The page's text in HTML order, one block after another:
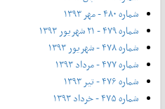
شماره ۴۸۰ - مهر ۱۳۹۳
شماره ۴۷۹ - ۲۱ شهریور ۱۳۹۳
شماره ۴۷۸ - شهریور ۱۳۹۳
شماره ۴۷۷ - مرداد ۱۳۹۳
شماره ۴۷۶ - تیر ۱۳۹۳
شماره ۴۷۵ - خرداد ۱۳۹۳